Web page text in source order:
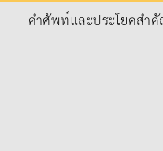
คำศัพท์และประโยคสำ